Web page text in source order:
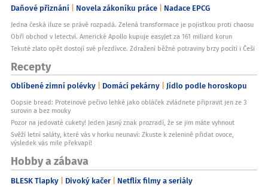
Daňové přiznání Novela zákoníku práce Nadace EPCG
Jedna česká iluze se právě rozpadá. Zelená transformace je pojistkou proti chaosu
Obří obchod v letectví. Americké Apollo kupuje easyJet za 161 miliard korun
Tekuté zlato opět dostojí své přezdívce. Zdražení běžné potraviny brzy pocítí i Češi
Recepty
Oblíbené zimní polévky Domácí pekárny Jídlo podle horoskopu
Oopsie bread: Proteinové pečivo lehké jako obláček zvládnete připravit jen ze 3
surovin a bez mouky
Pozor na jedovaté cukety! Jeden jasný znak prozradí, že se jim máte vyhnout
Svěží letní saláty, které vás v horku neunaví: Zkuste k zelenině přidat ovoce,
výsledek vás mile překvapí!
Hobby a zábava
BLESK Tlapky Divoký kačer Netflix filmy a seriály